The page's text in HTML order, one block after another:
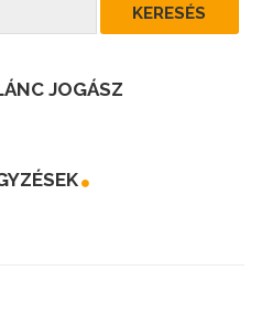
JOGÁSZ